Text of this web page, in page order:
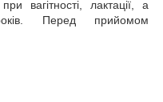
вагітності, лактації, а
Перед прийомом